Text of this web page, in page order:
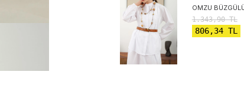
OMZU
1.343,90TL
806,34TL